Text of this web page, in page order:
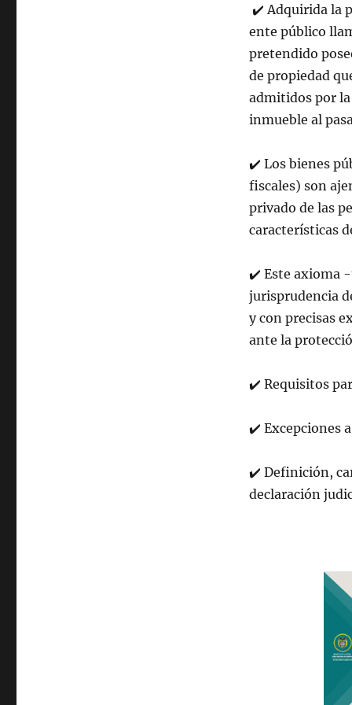
✔ ️Adquirida la
ente público
pretendido
de propiedad
admitidos por
inmueble al
✔ Los bienes
fiscales) son
privado de las
características
✔ Este axioma
jurisprudencia
y con precisas
ante la
✔ Requisitos
✔ Excepciones
✔ Definición,
declaración